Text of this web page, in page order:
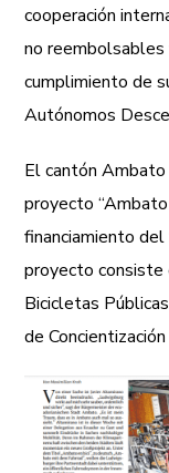
cooperación
no reembolsables
cumplimiento de
Autónomos
El cantón Ambato
proyecto “Ambato
financiamiento
proyecto consiste
Bicicletas
de